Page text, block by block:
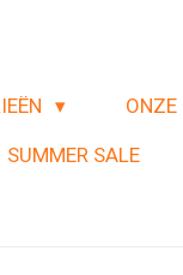
ONZE
SUMMER SALE